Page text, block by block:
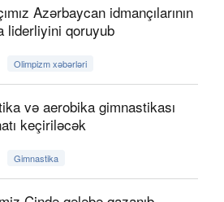
Azərbaycan idmançılarının
liderliyini qoruyub
Olimpizm xəbərləri
və aerobika gimnastikası
keçiriləcək
Gimnastika